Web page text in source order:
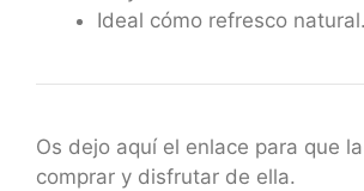
Ideal cómo refresco natural.
Os dejo aquí el enlace para que
comprar y disfrutar de ella.